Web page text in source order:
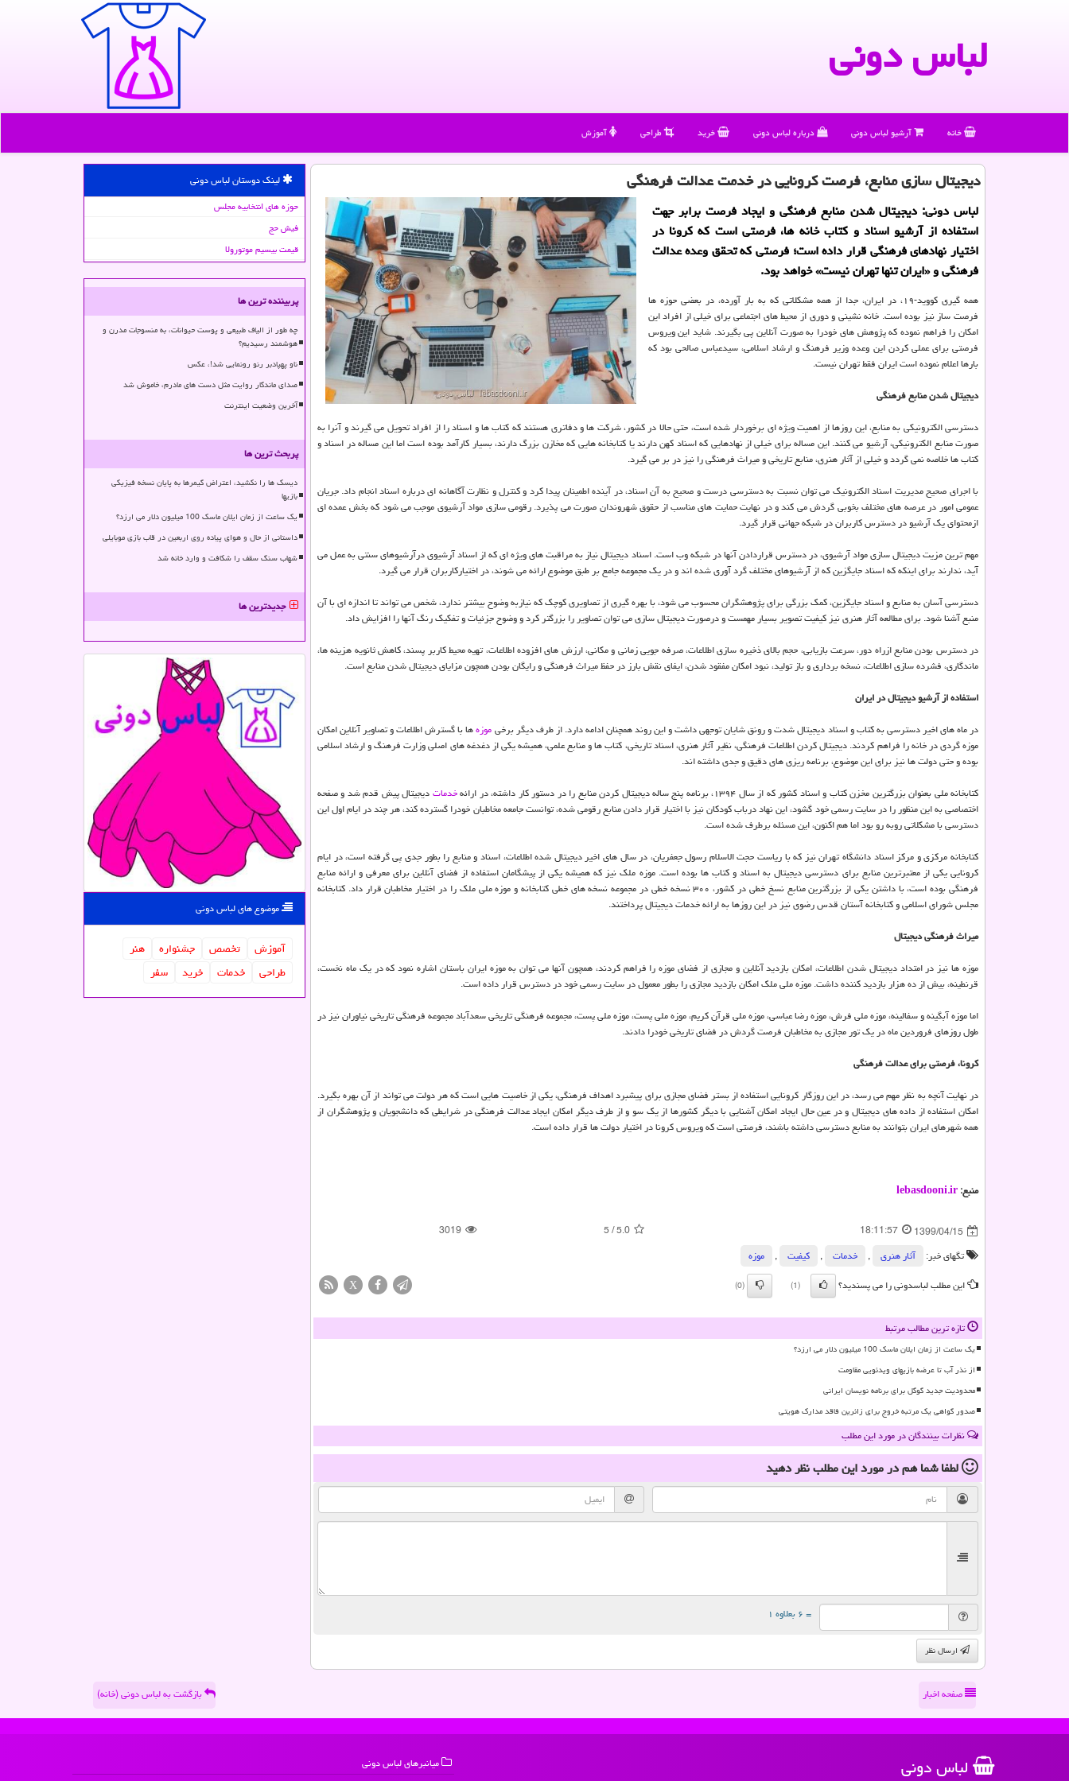
لباس دونی
خانه آرشیو لباس دونی درباره لباس دونی خرید طراحی آموزش
دیجیتال سازی منابع، فرصت كرونایی در خدمت عدالت فرهنگی
لباس دونی: دیجیتال شدن منابع فرهنگی و ایجاد فرصت برابر جهت
استفاده از آرشیو اسناد و كتاب خانه ها، فرصتی است كه كرونا در
اختیار نهادهای فرهنگی قرار داده است؛ فرصتی كه تحقق وعده عدالت
فرهنگی و «ایران تنها تهران نیست» خواهد بود.
همه گیری کووید-۱۹، در ایران، جدا از همه مشکلاتی که به بار آورده، در بعضی حوزه ها
فرصت ساز نیز بوده است. خانه نشینی و دوری از محیط های اجتماعی برای خیلی از افراد این
امکان را فراهم نموده که پژوهش های خودرا به صورت آنلاین پی بگیرند. شاید این ویروس
فرصتی برای عملی کردن این وعده وزیر فرهنگ و ارشاد اسلامی، سیدعباس صالحی بود که
بارها اعلام نموده است ایران فقط تهران نیست.
دیجیتال شدن منابع فرهنگی
دسترسی الکترونیکی به منابع، این روزها از اهمیت ویژه ای برخوردار شده است، حتی حالا در کشور، شرکت ها و دفاتری هستند که کتاب ها و اسناد را از افراد تحویل می گیرند و آنرا به
صورت منابع الکترونیکی، آرشیو می کنند. این مساله برای خیلی از نهادهایی که اسناد کهن دارند یا کتابخانه هایی که مخازن بزرگ دارند، بسیار کارآمد بوده است اما این مساله در اسناد و
کتاب ها خلاصه نمی گردد و خیلی از آثار هنری، منابع تاریخی و میراث فرهنگی را نیز در بر می گیرد.
با اجرای صحیح مدیریت اسناد الکترونیک می توان نسبت به دسترسی درست و صحیح به آن اسناد، در آینده اطمینان پیدا کرد و کنترل و نظارت آگاهانه ای درباره اسناد انجام داد. جریان
عمومی امور در عرصه های مختلف بخوبی گردش می کند و در نهایت حمایت های مناسب از حقوق شهروندان صورت می پذیرد. رقومی سازی مواد آرشیوی موجب می شود که بخش عمده ای
ازمحتوای یک آرشیو در دسترس کاربران در شبکه جهانی قرار گیرد.
مهم ترین مزیت دیجیتال سازی مواد آرشیوی، در دسترس قراردادن آنها در شبکه وب است. اسناد دیجیتال نیاز به مراقبت های ویژه ای که از اسناد آرشیوی درآرشیوهای سنتی به عمل می
آید، ندارند برای اینکه که اسناد جایگزین که از آرشیوهای مختلف گرد آوری شده اند و در یک مجموعه جامع بر طبق موضوع ارائه می شوند، در اختیارکاربران قرار می گیرد.
دسترسی آسان به منابع و اسناد جایگزین، کمک بزرگی برای پژوهشگران محسوب می شود، با بهره گیری از تصاویری کوچک که نیازبه وضوح بیشتر ندارد، شخص می تواند تا اندازه ای با آن
منبع آشنا شود. برای مطالعه آثار هنری نیز کیفیت تصویر بسیار مهمست و درصورت دیجیتال سازی می توان تصاویر را بزرگتر کرد و وضوح جزئیات و تفکیک رنگ آنها را افزایش داد.
در دسترس بودن منابع ازراه دور، سرعت بازیابی، حجم بالای ذخیره سازی اطلاعات، صرفه جویی زمانی و مکانی، ارزش های افزوده اطلاعات، تهیه محیط کاربر پسند، کاهش ثانویه هزینه ها،
ماندگاری، فشرده سازی اطلاعات، نسخه برداری و باز تولید، نبود امکان مفقود شدن، ایفای نقش بارز در حفظ میراث فرهنگی و رایگان بودن همچون مزایای دیجیتال شدن منابع است.
استفاده از آرشیو دیجیتال در ایران
در ماه های اخیر دسترسی به کتاب و اسناد دیجیتال شدت و رونق شایان توجهی داشت و این روند همچنان ادامه دارد. از طرف دیگر برخیموزهها با گسترش اطلاعات و تصاویر آنلاین امکان
موزه گردی در خانه را فراهم کردند. دیجیتال کردن اطلاعات فرهنگی، نظیر آثار هنری، اسناد تاریخی، کتاب ها و منابع علمی، همیشه یکی از دغدغه های اصلی وزارت فرهنگ و ارشاد اسلامی
بوده و حتی دولت ها نیز برای این موضوع، برنامه ریزی های دقیق و جدی داشته اند.
کتابخانه ملی بعنوان بزرگترین مخزن کتاب و اسناد کشور که از سال ۱۳۹۴، برنامه پنج ساله دیجیتال کردن منابع را در دستور کار داشته، در ارائه
خدماتدیجیتال پیش قدم شد و صفحه
اختصاصی به این منظور را در سایت رسمی خود گشود، این نهاد درباب کودکان نیز با اختیار قرار دادن منابع رقومی شده، توانست جامعه مخاطبان خودرا گسترده کند، هر چند در ایام اول این
دسترسی با مشکلاتی روبه رو بود اما هم اکنون، این مسئله برطرف شده است.
کتابخانه مرکزی و مرکز اسناد دانشگاه تهران نیز که با ریاست حجت الاسلام رسول جعفریان، در سال های اخیر دیجیتال شده اطلاعات، اسناد و منابع را بطور جدی پی گرفته است، در ایام
کرونایی یکی از معتبرترین منابع برای دسترسی دیجیتال به اسناد و کتاب ها بوده است. موزه ملک نیز که همیشه یکی از پیشگامان استفاده از فضای آنلاین برای معرفی و ارائه منابع
فرهنگی بوده است، با داشتن یکی از بزرگترین منابع نسخ خطی در کشور، ۳۰۰ نسخه خطی در مجموعه نسخه های خطی کتابخانه و موزه ملی ملک را در اختیار مخاطبان قرار داد. کتابخانه
مجلس شورای اسلامی و کتابخانه آستان قدس رضوی نیز در این روزها به ارائه خدمات دیجیتال پرداختند.
میراث فرهنگی دیجیتال
موزه ها نیز در امتداد دیجیتال شدن اطلاعات، امکان بازدید آنلاین و مجازی از فضای موزه را فراهم کردند، همچون آنها می توان به موزه ایران باستان اشاره نمود که در یک ماه نخست،
قرنطینه، بیش از ده هزار بازدید کننده داشت. موزه ملی ملک امکان بازدید مجازی را بطور معمول در سایت رسمی خود در دسترس قرار داده است.
اما موزه آبگینه و سفالینه، موزه ملی فرش، موزه رضا عباسی، موزه ملی قرآن کریم، موزه ملی پست، موزه ملی پست، مجموعه فرهنگی تاریخی سعدآباد مجموعه فرهنگی تاریخی نیاوران نیز در
طول روزهای فروردین ماه در یک تور مجازی به مخاطبان فرصت گردش در فضای تاریخی خودرا دادند.
کرونا، فرصتی برای عدالت فرهنگی
در نهایت آنچه به نظر مهم می رسد، در این روزگار کرونایی استفاده از بستر فضای مجازی برای پیشبرد اهداف فرهنگی، یکی از خاصیت هایی است که هر دولت می تواند از آن بهره بگیرد.
امکان استفاده از داده های دیجیتال و در عین حال ایجاد امکان آشنایی با دیگر کشورها از یک سو و از طرف دیگر امکان ایجاد عدالت فرهنگی در شرایطی که دانشجویان و پژوهشگران از
همه شهرهای ایران بتوانند به منابع دسترسی داشته باشند، فرصتی است که ویروس کرونا در اختیار دولت ها قرار داده است.
منبع:lebasdooni.ir
1399/04/15
18:11:57
5.0
/
5
3019
تگهای خبر:
آثار هنری , خدمات , كیفیت ,
موزه
این مطلب لباسدونی را می پسندید؟
(1)
(0)
X
تازه ترین مطالب مرتبط
یک ساعت از زمان ایلان ماسک 100 میلیون دلار می ارزد؟
از نذر آب تا عرضه بازیهای ویدئویی مقاومت
محدودیت جدید گوگل برای برنامه نویسان ایرانی
صدور گواهی یک مرتبه خروج برای زائرین فاقد مدارک هویتی
نظرات بینندگان در مورد این مطلب
لطفا شما همدر مورد این مطلبنظر دهید
= ۶ بعلاوه ۱
ارسال نظر
لینک دوستان لباس دونی
حوزه های انتخابیه مجلس
فیش حج
قیمت بیسیم موتورولا
پربیننده ترین ها
چه طور از الیاف طبیعی و پوست حیوانات، به منسوجات مدرن و
هوشمند رسیدیم؟
ناو پهپادبر رنو رونمایی شد!، عکس
صدای ماندگار روایت مثل دست های مادرم، خاموش شد
آخرین وضعیت اینترنت
پربحث ترین ها
دیسک ها را نکشید، اعتراض گیمرها به پایان نسخه فیزیکی
بازیها
یک ساعت از زمان ایلان ماسک 100 میلیون دلار می ارزد؟
داستانی از حال و هوای پیاده روی اربعین در قاب بازی موبایلی
شهاب سنگ سقف را شکافت و وارد خانه شد
جدیدترین ها
موضوع های لباس دونی
آموزش تخصص جشنواره
هنر
طراحی
خدمات خرید سفر
صفحه اخبار بازگشت به لباس دونی (خانه)
لباس دونی میانبرهای لباس دونی